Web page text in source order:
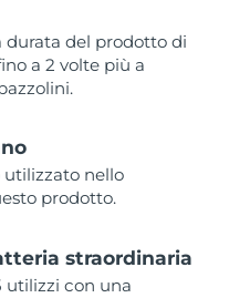
del prodotto di
a 2 volte più a
utilizzato nello
prodotto.
straordinaria
utilizzi con una